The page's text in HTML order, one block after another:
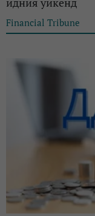
Financial Tribune